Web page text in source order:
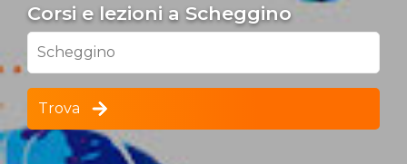
Corsi e lezioni a Scheggino
Scheggino
Trova